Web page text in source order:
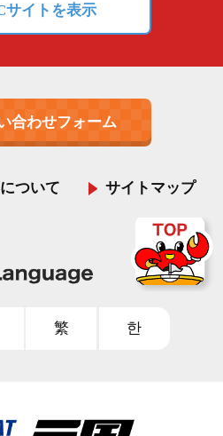
サイトを表示
合わせフォーム
ついて サイトマップ
繁 한